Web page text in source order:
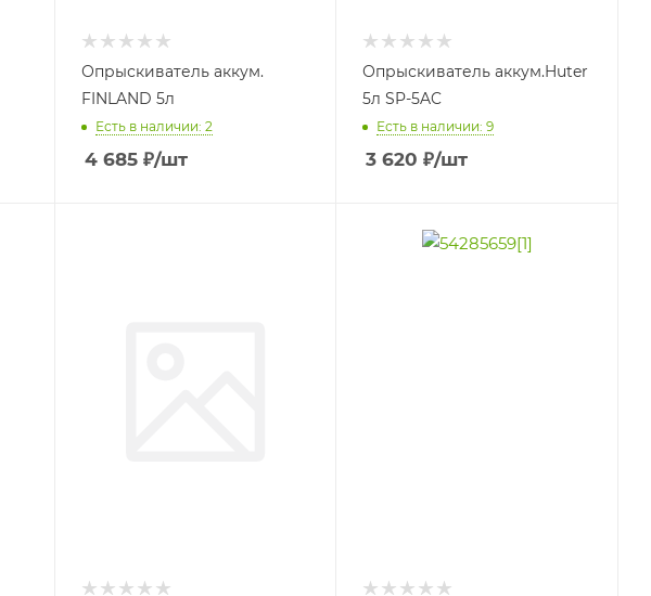
Опрыскиватель аккум.
FINLAND 5л
Есть в наличии: 2
4 685₽/шт
Опрыскиватель аккум.Huter
5л SP-5AC
Есть в наличии: 9
3 620 ₽/шт